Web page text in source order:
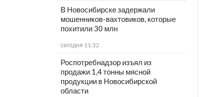
В Новосибирске задержали
мошенников-вахтовиков, которые
похитили 30 млн
сегодня 11:32
Роспотребнадзор изъял из
продажи 1,4 тонны мясной
продукции в Новосибирской
области